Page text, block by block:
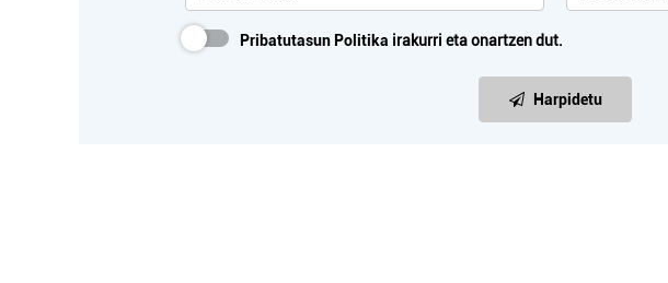
Pribatutasun Politika irakurri eta onartzen dut.
Harpidetu